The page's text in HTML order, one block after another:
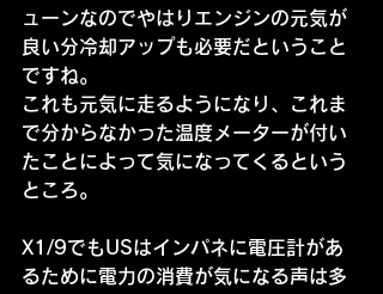
ューンなのでやはりエンジンの元気が
良い分冷却アップも必要だということ
ですね。
これも元気に走るようになり、これま
で分からなかった温度メーターが付い
たことによって気になってくるという
ところ。
X1/9でもUSはインパネに電圧計があ
るために電力の消費が気になる声は多